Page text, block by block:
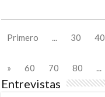
Primero ... 30 40
»
60 70 80 ...
Entrevistas